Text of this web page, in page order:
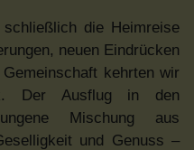
die Heimreise
neuen Eindrücken
kehrten wir
Der Ausflug in den
Mischung aus
und Genuss –